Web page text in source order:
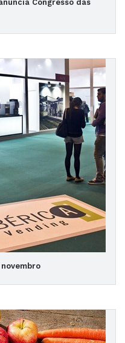
Congresso das
novembro